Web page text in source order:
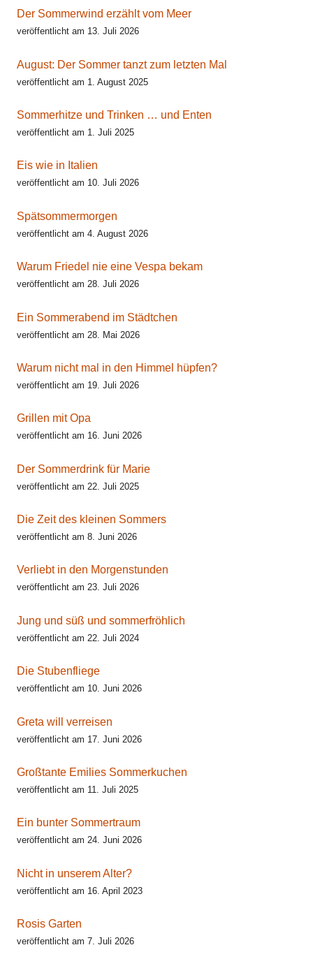
Der Sommerwind erzählt vom Meer
veröffentlicht am 13. Juli 2026
August: Der Sommer tanzt zum letzten Mal
veröffentlicht am 1. August 2025
Sommerhitze und Trinken … und Enten
veröffentlicht am 1. Juli 2025
Eis wie in Italien
veröffentlicht am 10. Juli 2026
Spätsommermorgen
veröffentlicht am 4. August 2026
Warum Friedel nie eine Vespa bekam
veröffentlicht am 28. Juli 2026
Ein Sommerabend im Städtchen
veröffentlicht am 28. Mai 2026
Warum nicht mal in den Himmel hüpfen?
veröffentlicht am 19. Juli 2026
Grillen mit Opa
veröffentlicht am 16. Juni 2026
Der Sommerdrink für Marie
veröffentlicht am 22. Juli 2025
Die Zeit des kleinen Sommers
veröffentlicht am 8. Juni 2026
Verliebt in den Morgenstunden
veröffentlicht am 23. Juli 2026
Jung und süß und sommerfröhlich
veröffentlicht am 22. Juli 2024
Die Stubenfliege
veröffentlicht am 10. Juni 2026
Greta will verreisen
veröffentlicht am 17. Juni 2026
Großtante Emilies Sommerkuchen
veröffentlicht am 11. Juli 2025
Ein bunter Sommertraum
veröffentlicht am 24. Juni 2026
Nicht in unserem Alter?
veröffentlicht am 16. April 2023
Rosis Garten
veröffentlicht am 7. Juli 2026